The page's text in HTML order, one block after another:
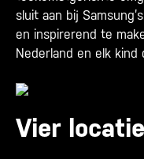
sluit aan bij
en inspirerend te
Nederland en elk
Vier